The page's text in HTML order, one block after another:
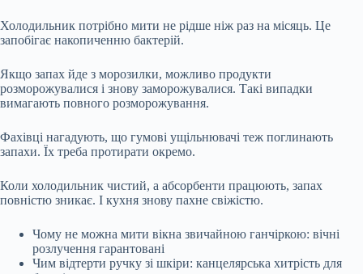
Холодильник потрібно мити не рідше ніж раз на місяць. Це
запобігає накопиченню бактерій.
Якщо запах йде з морозилки, можливо продукти
розморожувалися і знову заморожувалися. Такі випадки
вимагають повного розморожування.
Фахівці нагадують, що гумові ущільнювачі теж поглинають
запахи. Їх треба протирати окремо.
Коли холодильник чистий, а абсорбенти працюють, запах
повністю зникає. І кухня знову пахне свіжістю.
Чому не можна мити вікна звичайною ганчіркою: вічні
розлучення гарантовані
Чим відтерти ручку зі шкіри: канцелярська хитрість для